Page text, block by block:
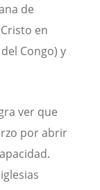
de
en
Congo) y
ver que
por abrir